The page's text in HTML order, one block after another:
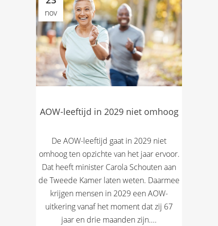
nov
AOW-leeftijd in 2029 niet omhoog
De AOW-leeftijd gaat in 2029 niet
omhoog ten opzichte van het jaar ervoor.
Dat heeft minister Carola Schouten aan
de Tweede Kamer laten weten. Daarmee
krijgen mensen in 2029 een AOW-
uitkering vanaf het moment dat zij 67
jaar en drie maanden zijn....